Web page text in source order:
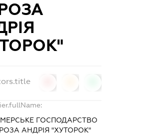
ГОСПОДАРСТВО
АНДРІЯ "ХУТОРОК"